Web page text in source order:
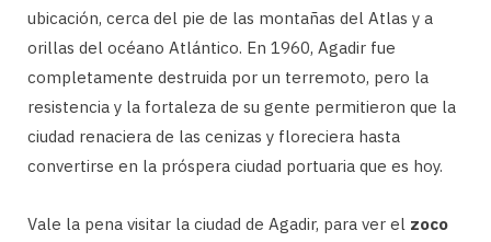
ubicación, cerca del pie de las montañas del Atlas y a
orillas del océano Atlántico. En 1960, Agadir fue
completamente destruida por un terremoto, pero la
resistencia y la fortaleza de su gente permitieron que la
ciudad renaciera de las cenizas y floreciera hasta
convertirse en la próspera ciudad portuaria que es hoy.
Vale la pena visitar la ciudad de Agadir, para ver el zoco